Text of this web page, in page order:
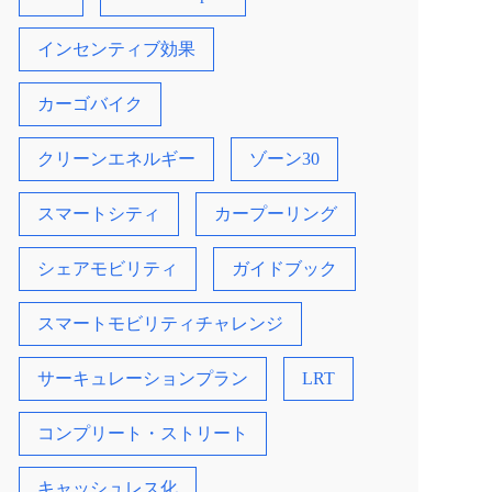
インセンティブ効果
カーゴバイク
クリーンエネルギー ゾーン30
スマートシティ カープーリング
シェアモビリティ ガイドブック
スマートモビリティチャレンジ
サーキュレーションプラン LRT
コンプリート・ストリート
キャッシュレス化